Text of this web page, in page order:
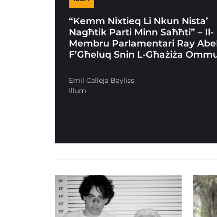
“Kemm Nixtieq Li Nkun Nista’
Nagħtik Parti Minn Saħħti” – Il-
Membru Parlamentari Ray
F’Għeluq Snin L-Għażiża
Emil Calleja Bayliss
Illum